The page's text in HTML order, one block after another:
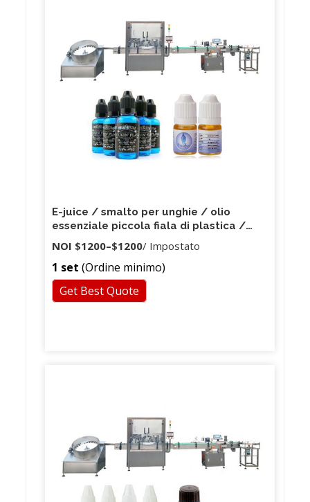
E-juice / smalto per unghie / olio
essenziale piccola fiala di plastica /
bottiglia di vetro imbottigliatrice, mini
macchina di riempimento del profumo
NOI $1200–$1200/ Impostato
1 set (Ordine minimo)
Get Best Quote